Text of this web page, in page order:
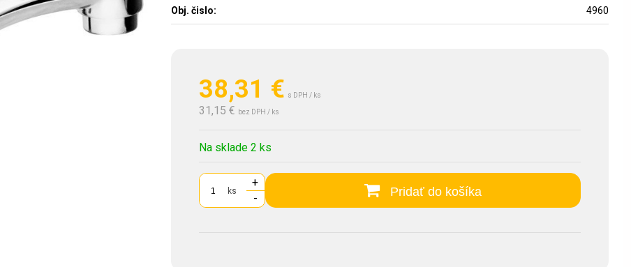
38,31 € s DPH / ks
31,15 € bez DPH / ks
Na sklade 2 ks
ks
+
-
Pridať do košíka
Obj. čislo: 4960